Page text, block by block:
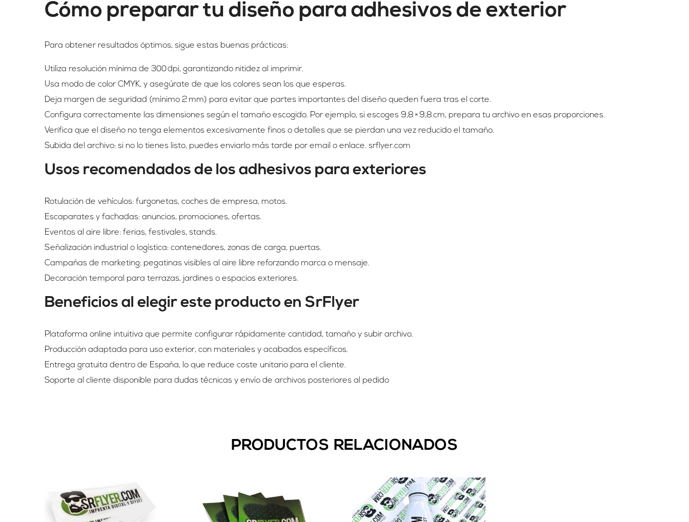
Cómo preparar tu diseño para adhesivos de exterior
Para obtener resultados óptimos, sigue estas buenas prácticas:
Utiliza resolución mínima de 300 dpi, garantizando nitidez al imprimir.
Usa modo de color CMYK, y asegúrate de que los colores sean los que esperas.
Deja margen de seguridad (mínimo 2 mm) para evitar que partes importantes del diseño queden fuera tras el corte.
Configura correctamente las dimensiones según el tamaño escogido. Por ejemplo, si escoges 9,8 × 9,8 cm, prepara tu archivo en esas proporciones.
Verifica que el diseño no tenga elementos excesivamente finos o detalles que se pierdan una vez reducido el tamaño.
Subida del archivo: si no lo tienes listo, puedes enviarlo más tarde por email o enlace. srflyer.com
Usos recomendados de los adhesivos para exteriores
Rotulación de vehículos: furgonetas, coches de empresa, motos.
Escaparates y fachadas: anuncios, promociones, ofertas.
Eventos al aire libre: ferias, festivales, stands.
Señalización industrial o logística: contenedores, zonas de carga, puertas.
Campañas de marketing: pegatinas visibles al aire libre reforzando marca o mensaje.
Decoración temporal para terrazas, jardines o espacios exteriores.
Beneficios al elegir este producto en SrFlyer
Plataforma online intuitiva que permite configurar rápidamente cantidad, tamaño y subir archivo.
Producción adaptada para uso exterior, con materiales y acabados específicos.
Entrega gratuita dentro de España, lo que reduce coste unitario para el cliente.
Soporte al cliente disponible para dudas técnicas y envío de archivos posteriores al pedido
PRODUCTOS RELACIONADOS